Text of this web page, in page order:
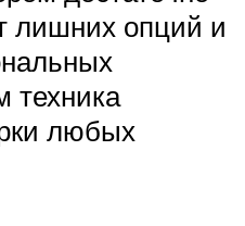
лишних опций и
техника
любых